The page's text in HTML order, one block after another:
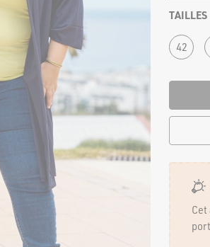
TAILLES
42